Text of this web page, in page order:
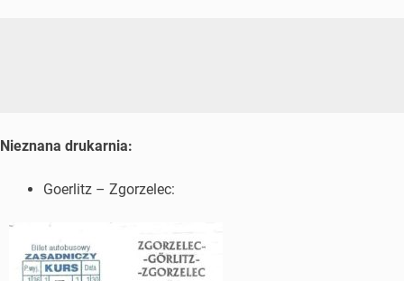
Nieznana drukarnia:
Goerlitz – Zgorzelec: